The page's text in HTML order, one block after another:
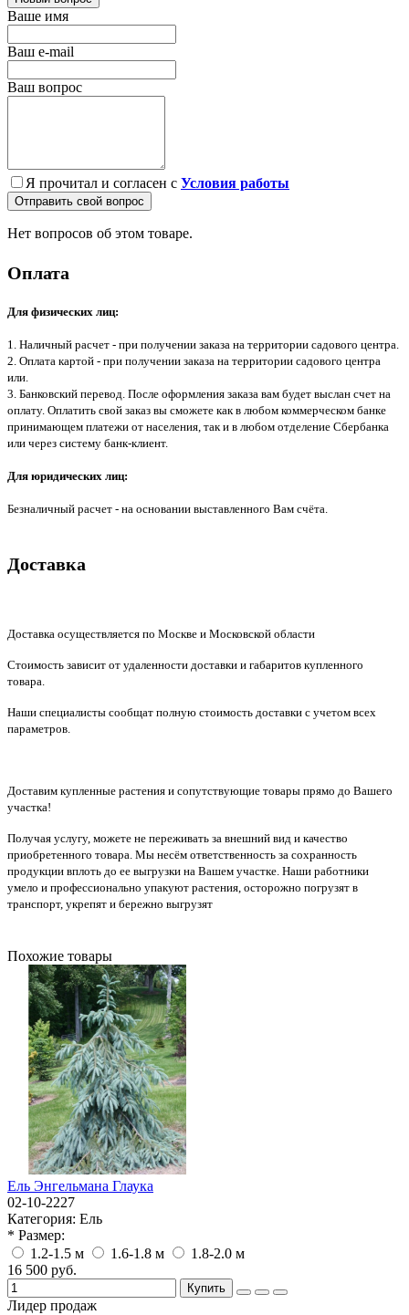
Ваше имя
Ваш e-mail
Ваш вопрос
Я прочитал и согласен с Условия работы
Отправить свой вопрос
Нет вопросов об этом товаре.
Оплата
Для физических лиц:
1. Наличный расчет - при получении заказа на территории садового центра.
2. Оплата картой - при получении заказа на территории садового центра
или.
3. Банковский перевод. После оформления заказа вам будет выслан счет на
оплату. Оплатить свой заказ вы сможете как в любом коммерческом банке
принимающем платежи от населения, так и в любом отделение Сбербанка
или через систему банк-клиент.
Для юридических лиц:
Безналичный расчет - на основании выставленного Вам счёта.
Доставка
Доставка осуществляется по Москве и Московской области
Стоимость зависит от удаленности доставки и габаритов купленного
товара.
Наши специалисты сообщат полную стоимость доставки с учетом всех
параметров.
Доставим купленные растения и сопутствующие товары прямо до Вашего
участка!
Получая услугу, можете не переживать за внешний вид и качество
приобретенного товара. Мы несём ответственность за сохранность
продукции вплоть до ее выгрузки на Вашем участке. Наши работники
умело и профессионально упакуют растения, осторожно погрузят в
транспорт, укрепят и бережно выгрузят
Похожие товары
Ель Энгельмана Глаука
02-10-2227
Категория: Ель
* Размер:
1.2-1.5 м
1.6-1.8 м
1.8-2.0 м
16 500 руб.
Купить
Лидер продаж